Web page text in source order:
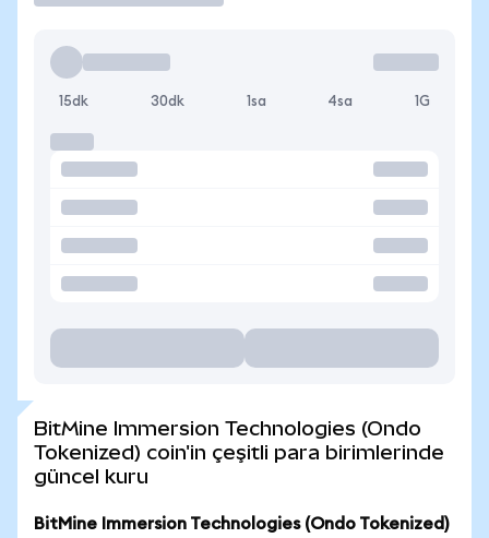
15dk 30dk 1sa 4sa 1G
BitMine Immersion Technologies (Ondo
Tokenized) coin'in çeşitli para birimlerinde
güncel kuru
BitMine Immersion Technologies (Ondo Tokenized)